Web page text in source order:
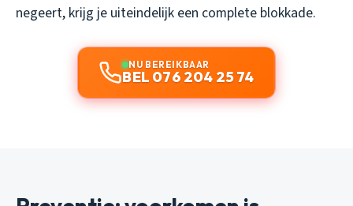
negeert, krijg je uiteindelijk een complete blokkade.
NU BEREIKBAAR
BEL 076 204 25 74